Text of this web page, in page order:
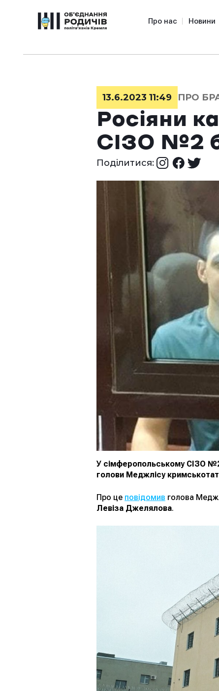
Про нас Новини
13.6.2023 11:49 ПРО
Росіяни
СІЗО №2
Поділитися:
У сімферопольському СІЗО №2
голови Меджлісу
Про це повідомив голова
Левіза Джелялова.